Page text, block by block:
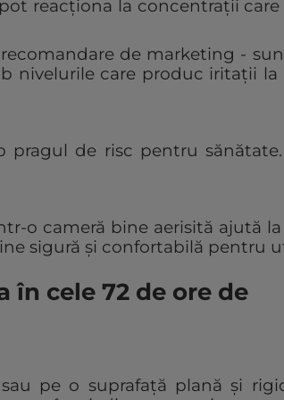
reacționa la concentrații
de marketing -
nivelurile care produc iritații la
pragul de risc pentru
o cameră bine aerisită ajută
sigură și confortabilă pentru
în cele 72 de ore de
pe o suprafață plană și